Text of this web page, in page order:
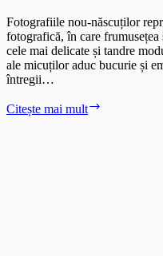
Fotografiile nou-născuților
fotografică, în care
cele mai delicate și tandre
ale micuților aduc bucurie și
întregii…
Citește mai mult